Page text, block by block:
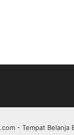
- Tempat Belanja